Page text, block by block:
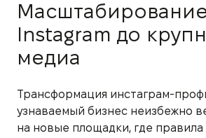
Instagram до
медиа
Трансформация инстаграм-
узнаваемый бизнес неизбежно
на новые площадки, где правила